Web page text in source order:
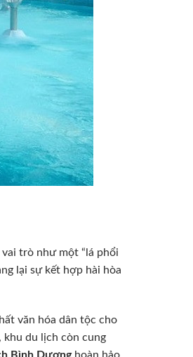
trò như một “lá phổi
lại sự kết hợp hài hòa
văn hóa dân tộc cho
khu du lịch còn cung
Bình Dươnghoàn hảo